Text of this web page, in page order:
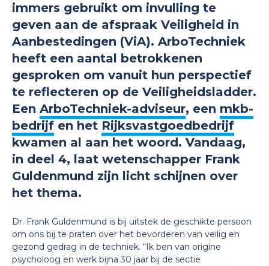
immers gebruikt om invulling te
geven aan de afspraak Veiligheid in
Aanbestedingen (ViA). ArboTechniek
heeft een aantal betrokkenen
gesproken om vanuit hun perspectief
te reflecteren op de Veiligheidsladder.
Een ArboTechniek-adviseur, een mkb-
bedrijf en het Rijksvastgoedbedrijf
kwamen al aan het woord. Vandaag,
in deel 4, laat wetenschapper Frank
Guldenmund zijn licht schijnen over
het thema.
Dr. Frank Guldenmund is bij uitstek de geschikte persoon
om ons bij te praten over het bevorderen van veilig en
gezond gedrag in de techniek. “Ik ben van origine
psycholoog en werk bijna 30 jaar bij de sectie